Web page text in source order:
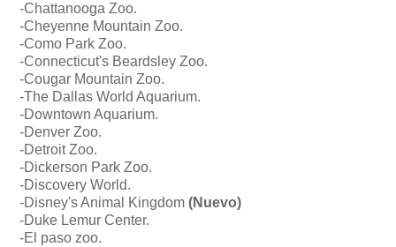
-Chattanooga Zoo.
-Cheyenne Mountain Zoo.
-Como Park Zoo.
-Connecticut's Beardsley Zoo.
-Cougar Mountain Zoo.
-The Dallas World Aquarium.
-Downtown Aquarium.
-Denver Zoo.
-Detroit Zoo.
-Dickerson Park Zoo.
-Discovery World.
-Disney's Animal Kingdom (Nuevo)
-Duke Lemur Center.
-El paso zoo.